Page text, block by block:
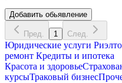
Добавить обьявление
Пред. 1 След.
Юридические услуги
ремонт Кредиты и ипотека
Красота и здоровье
курсыТраковый бизнес